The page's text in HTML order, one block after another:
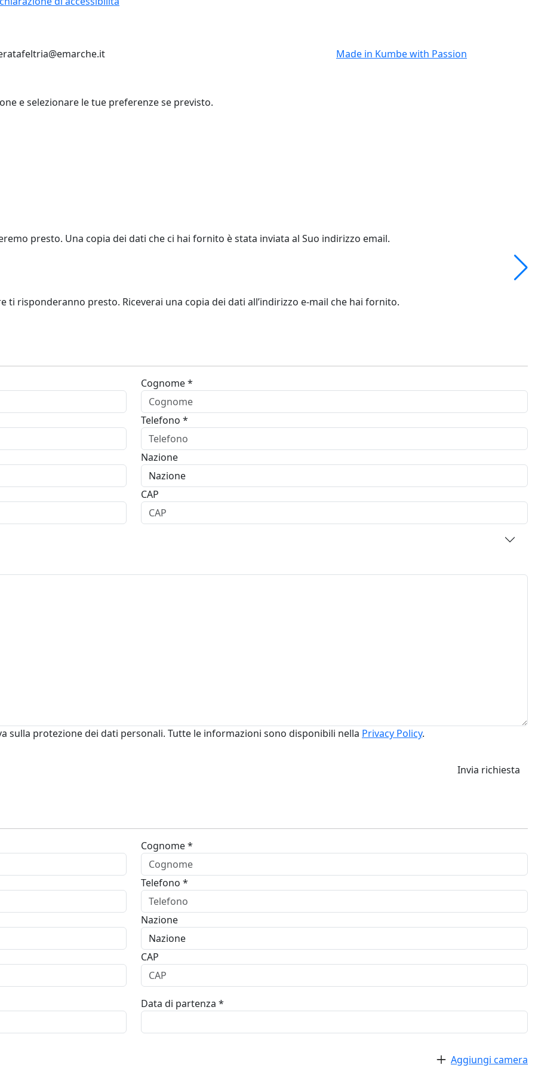
Made in Kumbewith Passion
e selezionare le tue preferenze se previsto.
presto. Una copia dei dati che ci hai fornito è stata inviata al Suo indirizzo email.
risponderanno presto. Riceverai una copia dei dati all’indirizzo e-mail che hai fornito.
Cognome *
Telefono *
Nazione
CAP
protezione dei dati personali. Tutte le informazioni sono disponibili nella Privacy Policy.
Invia richiesta
Cognome *
Telefono *
Nazione
CAP
Data di partenza *
Aggiungi camera